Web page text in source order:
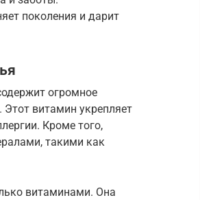
поколения и дарит
огромное
витамин укрепляет
Кроме того,
такими как
витаминами. Она